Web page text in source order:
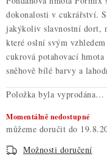
dokonalosti v cukrářství.
jakýkoliv slavnostní dort,
které oslní svým
cukrová potahovací
sněhově bílé barvy a
Položka byla vyprodána…
Momentálně nedostupné
Možnosti doručení